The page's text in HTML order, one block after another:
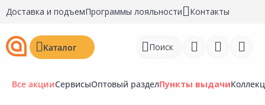
Доставка и подъемПрограммы лояльности Контакты
Каталог Поиск
Все акцииСервисыОптовый разделПункты выдачи